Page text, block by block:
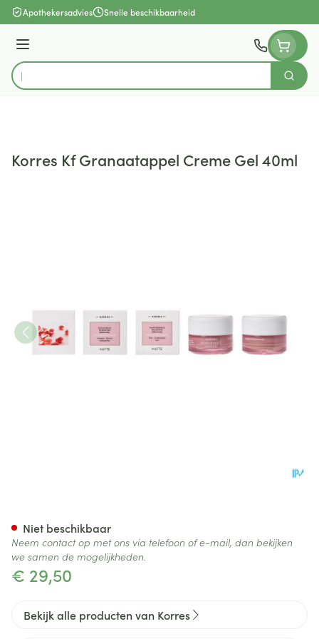
Ga naar de inhoud
Apothekersadvies Snelle beschikbaarheid
Menu
Product, merk, categorie...
Zoek
Korres Kf Granaatappel Creme Gel 40ml
€ 29,50
Niet beschikbaar
Neem contact op met ons via telefoon of e-mail, dan bekijken
we samen de mogelijkheden.
Bekijk alle producten van Korres